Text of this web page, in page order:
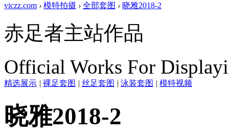
viczz.com › 模特拍摄 › 全部套图 › 晓雅2018-2
赤足者主站作品
Official Works For
精选展示 | 裸足套图 | 丝足套图 | 泳装套图 | 模特视频
晓雅2018-2